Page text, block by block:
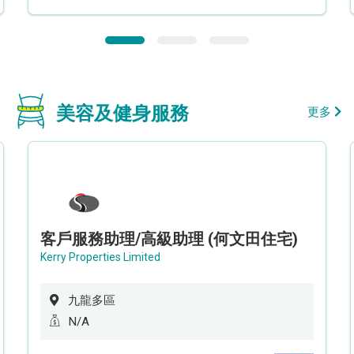
美容及健身服務 更多
客戶服務助理/高級助理 (何文田住宅)
Kerry Properties Limited
九龍多區
N/A